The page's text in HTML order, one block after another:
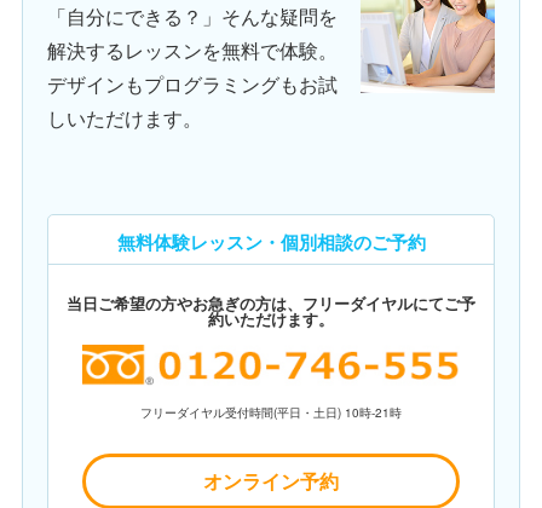
「自分にできる？」そんな疑問を
解決するレッスンを無料で体験。
デザインもプログラミングもお試
しいただけます。
無料体験レッスン・個別相談のご予約
当日ご希望の方やお急ぎの方は、フリーダイヤルにてご予
約いただけます。
フリーダイヤル受付時間(平日・土日) 10時-21時
オンライン予約